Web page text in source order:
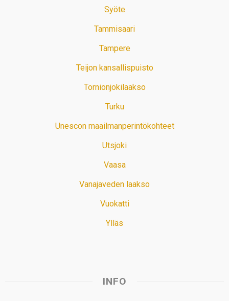
Syöte
Tammisaari
Tampere
Teijon kansallispuisto
Tornionjokilaakso
Turku
Unescon maailmanperintökohteet
Utsjoki
Vaasa
Vanajaveden laakso
Vuokatti
Ylläs
INFO